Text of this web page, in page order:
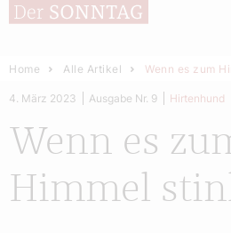
Home Alle Artikel Wenn es zum
Wenn es
Himmel
4. März 2023 Ausgabe Nr. 9 Hirtenhund